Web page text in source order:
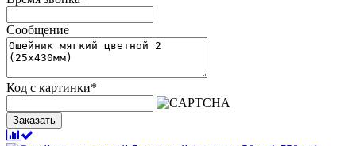
Сообщение
Код с картинки*
Заказать